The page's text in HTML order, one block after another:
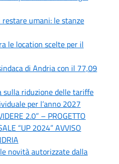
umani: le stanze
le location scelte per il
di Andria con il 77,09
sulla riduzione delle tariffe
per l’anno 2027
2.0” – PROGETTO
“UP 2024” AVVISO
novità autorizzate dalla